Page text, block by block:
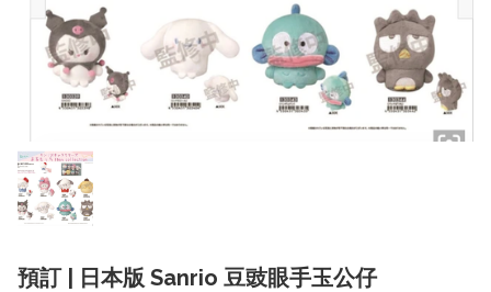
預訂 | 日本版 Sanrio 豆豉眼手玉公仔